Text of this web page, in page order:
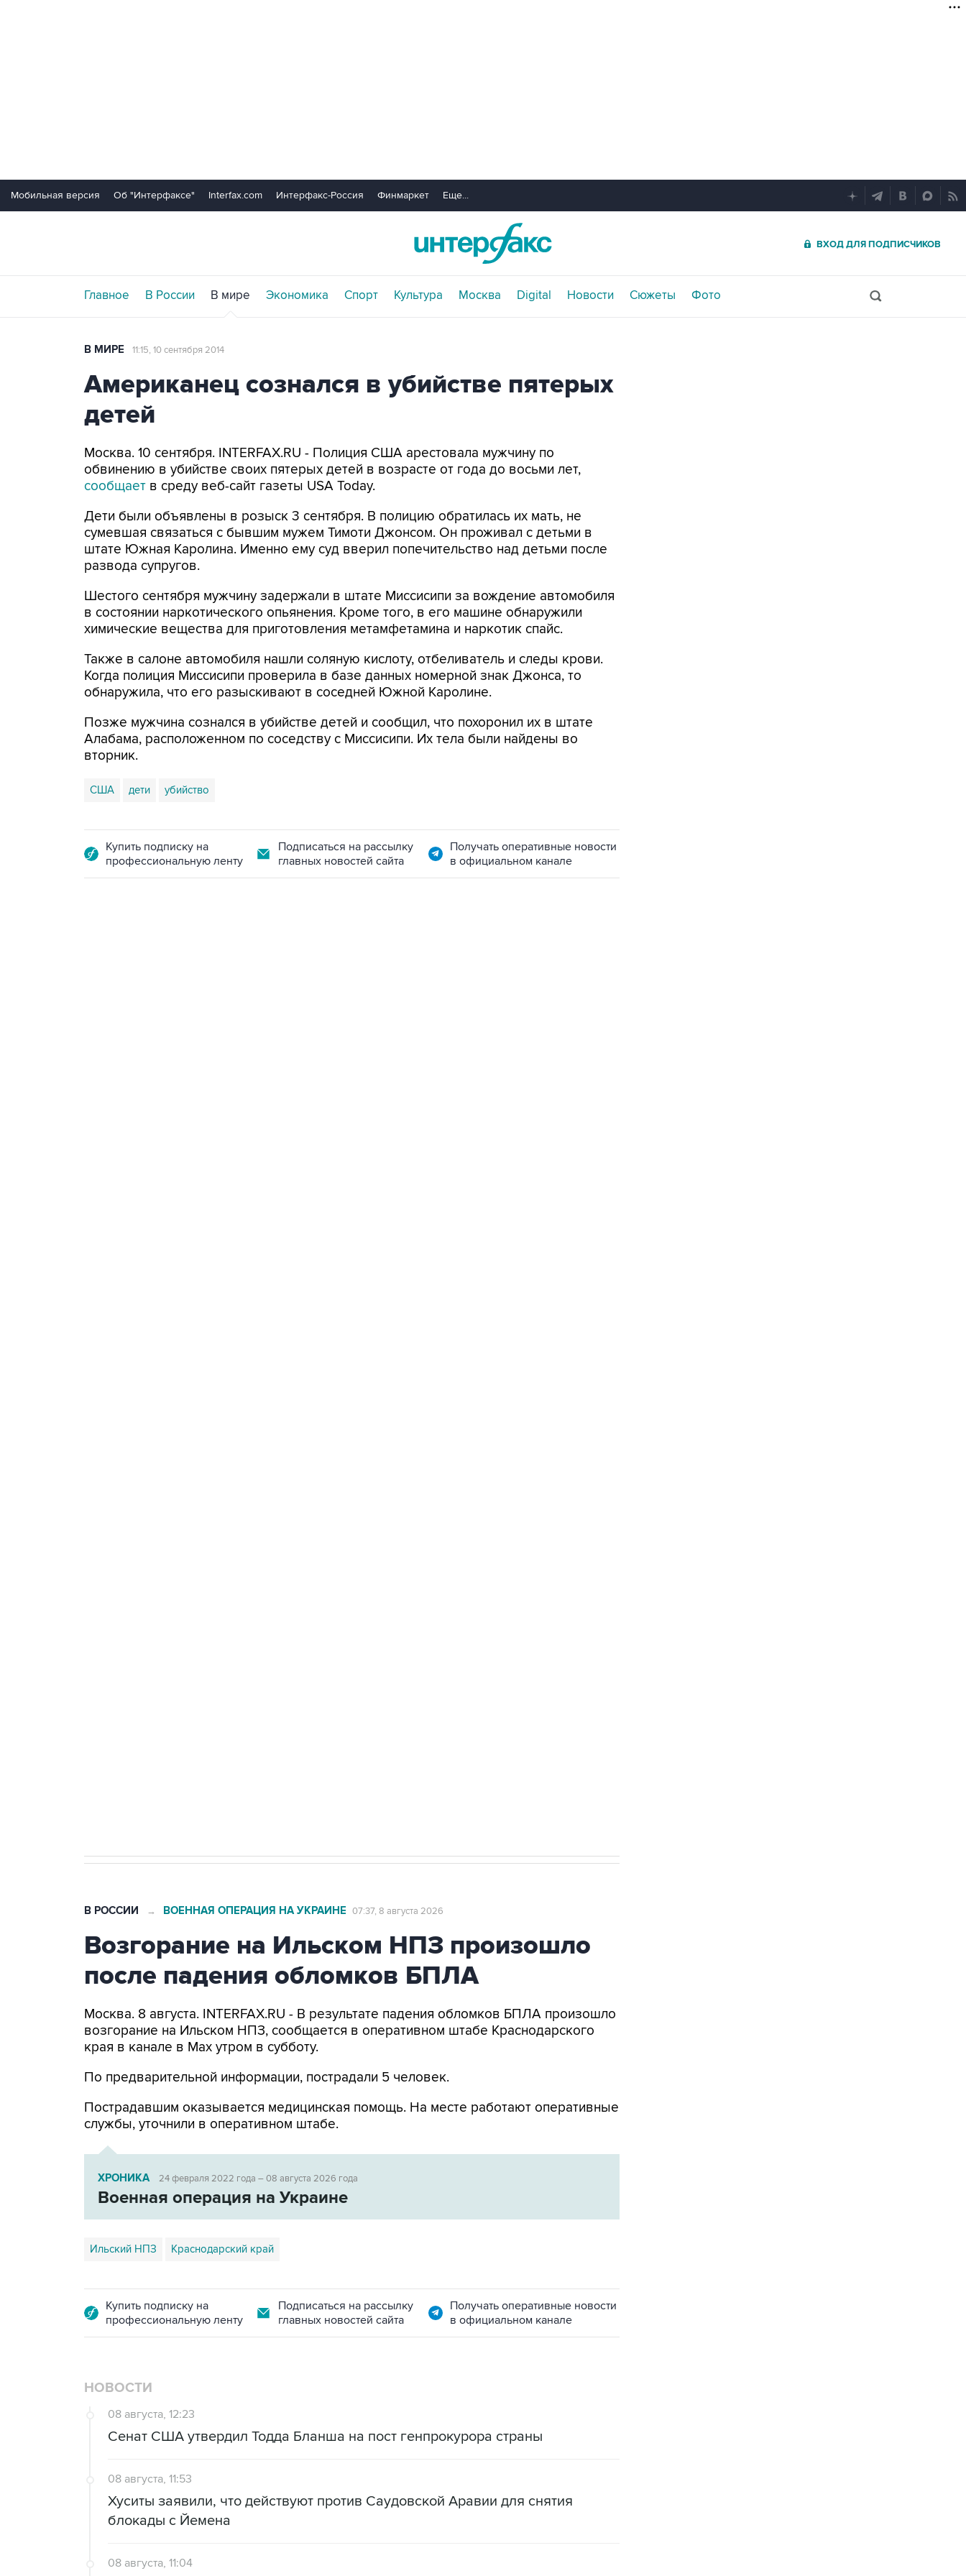
Мобильная версия Об "Интерфаксе" Interfax.com Интерфакс-Россия Финмаркет Еще...
ВХОД ДЛЯ ПОДПИСЧИКОВ
Главное В России В мире Экономика Спорт Культура Москва Digital Новости Сюжеты Фото
В МИРЕ 11:15, 10 сентября 2014
Американец сознался в убийстве пятерых
детей
Москва. 10 сентября. INTERFAX.RU - Полиция США арестовала мужчину по
обвинению в убийстве своих пятерых детей в возрасте от года до восьми лет,
сообщает в среду веб-сайт газеты USA Today.
Дети были объявлены в розыск 3 сентября. В полицию обратилась их мать, не
сумевшая связаться с бывшим мужем Тимоти Джонсом. Он проживал с детьми в
штате Южная Каролина. Именно ему суд вверил попечительство над детьми после
развода супругов.
Шестого сентября мужчину задержали в штате Миссисипи за вождение автомобиля
в состоянии наркотического опьянения. Кроме того, в его машине обнаружили
химические вещества для приготовления метамфетамина и наркотик спайс.
Также в салоне автомобиля нашли соляную кислоту, отбеливатель и следы крови.
Когда полиция Миссисипи проверила в базе данных номерной знак Джонса, то
обнаружила, что его разыскивают в соседней Южной Каролине.
Позже мужчина сознался в убийстве детей и сообщил, что похоронил их в штате
Алабама, расположенном по соседству с Миссисипи. Их тела были найдены во
вторник.
США дети убийство
Купить подписку на
профессиональную ленту
Подписаться на рассылку
главных новостей сайта
Получать оперативные новости
в официальном канале
В РОССИИ → ВОЕННАЯ ОПЕРАЦИЯ НА УКРАИНЕ 07:37, 8 августа 2026
Возгорание на Ильском НПЗ произошло
после падения обломков БПЛА
Москва. 8 августа. INTERFAX.RU - В результате падения обломков БПЛА произошло
возгорание на Ильском НПЗ, сообщается в оперативном штабе Краснодарского
края в канале в Max утром в субботу.
По предварительной информации, пострадали 5 человек.
Пострадавшим оказывается медицинская помощь. На месте работают оперативные
службы, уточнили в оперативном штабе.
ХРОНИКА 24 февраля 2022 года – 08 августа 2026 года
Военная операция на Украине
Ильский НПЗ Краснодарский край
Купить подписку на
профессиональную ленту
Подписаться на рассылку
главных новостей сайта
Получать оперативные новости
в официальном канале
НОВОСТИ
08 августа, 12:23
Сенат США утвердил Тодда Бланша на пост генпрокурора страны
08 августа, 11:53
Хуситы заявили, что действуют против Саудовской Аравии для снятия
блокады с Йемена
08 августа, 11:04